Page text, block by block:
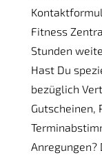
Fitness
Stunden
Hast Du
bezüglich
Gutscheinen,
Anregungen?